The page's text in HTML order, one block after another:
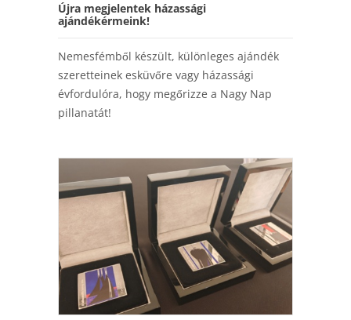
Újra megjelentek házassági
ajándékérmeink!
Nemesfémből készült, különleges ajándék
szeretteinek esküvőre vagy házassági
évfordulóra, hogy megőrizze a Nagy Nap
pillanatát!